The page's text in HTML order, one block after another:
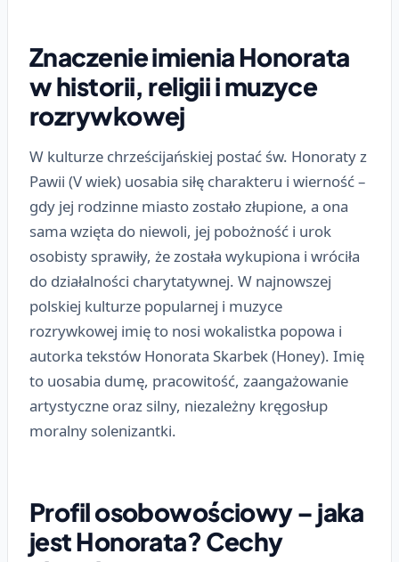
Znaczenie imienia Honorata
w historii, religii i muzyce
rozrywkowej
W kulturze chrześcijańskiej postać św. Honoraty z
Pawii (V wiek) uosabia siłę charakteru i wierność –
gdy jej rodzinne miasto zostało złupione, a ona
sama wzięta do niewoli, jej pobożność i urok
osobisty sprawiły, że została wykupiona i wróciła
do działalności charytatywnej. W najnowszej
polskiej kulturze popularnej i muzyce
rozrywkowej imię to nosi wokalistka popowa i
autorka tekstów Honorata Skarbek (Honey). Imię
to uosabia dumę, pracowitość, zaangażowanie
artystyczne oraz silny, niezależny kręgosłup
moralny solenizantki.
Profil osobowościowy – jaka
jest Honorata? Cechy